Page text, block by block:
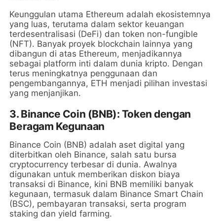
Keunggulan utama Ethereum adalah ekosistemnya
yang luas, terutama dalam sektor keuangan
terdesentralisasi (DeFi) dan token non-fungible
(NFT). Banyak proyek blockchain lainnya yang
dibangun di atas Ethereum, menjadikannya
sebagai platform inti dalam dunia kripto. Dengan
terus meningkatnya penggunaan dan
pengembangannya, ETH menjadi pilihan investasi
yang menjanjikan.
3. Binance Coin (BNB): Token dengan
Beragam Kegunaan
Binance Coin (BNB) adalah aset digital yang
diterbitkan oleh Binance, salah satu bursa
cryptocurrency terbesar di dunia. Awalnya
digunakan untuk memberikan diskon biaya
transaksi di Binance, kini BNB memiliki banyak
kegunaan, termasuk dalam Binance Smart Chain
(BSC), pembayaran transaksi, serta program
staking dan yield farming.